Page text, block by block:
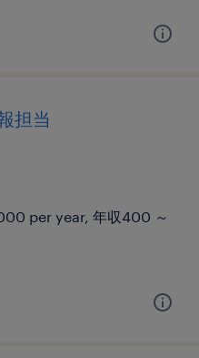
担当
per year, 年収400 ～